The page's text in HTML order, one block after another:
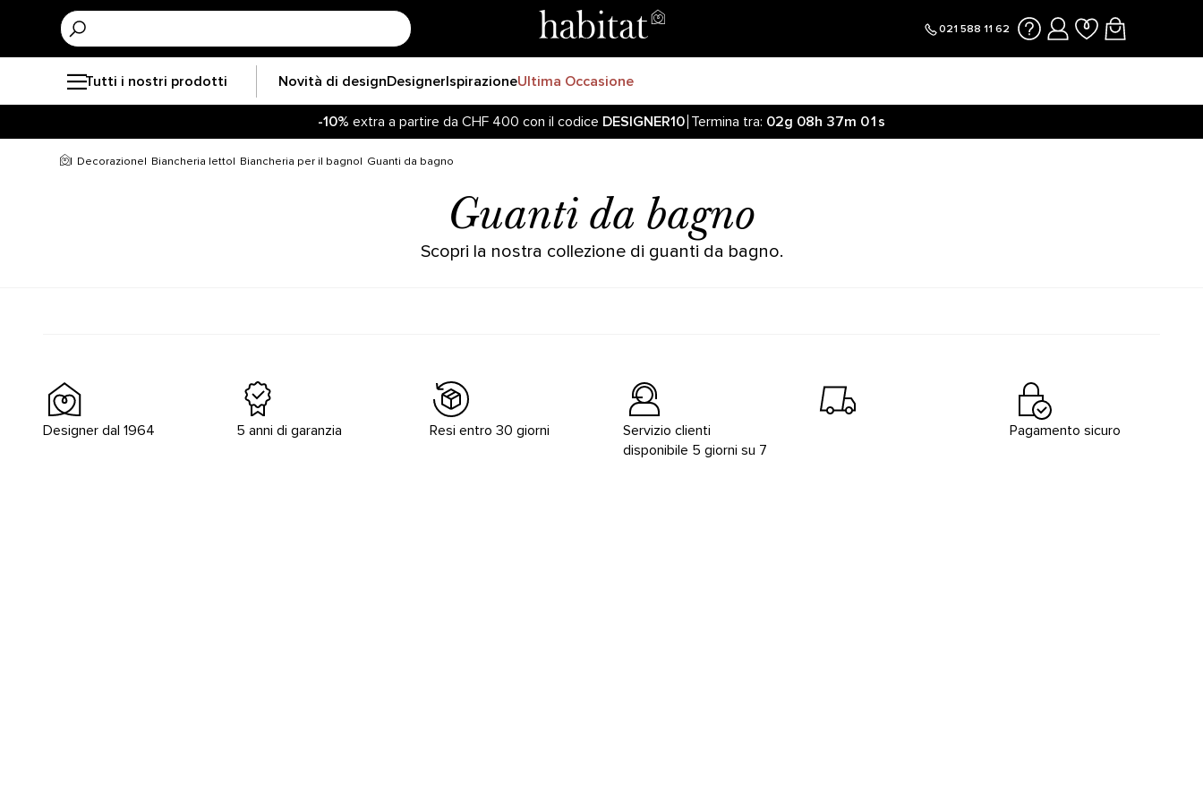
021 588 11 62
Tutti i nostri prodotti Novità di designDesignerIspirazioneUltima Occasione
-10% extra a partire da CHF 400 con il codice DESIGNER10 Termina tra: 02g 08h 37m 01s
Resta aggiornato sulla riapertura delle vendite online sul nostro sito! Clicca qui
-10%extra a partire da CHF 400 con il codice
Decorazione Biancheria letto Biancheria per il bagno Guanti da bagno
Guanti da bagno
Scopri la nostra collezione di guanti da bagno.
Designer dal 1964 5 anni di garanzia Resi entro 30 giorni
Servizio clienti
disponibile 5 giorni su 7
Pagamento sicuro